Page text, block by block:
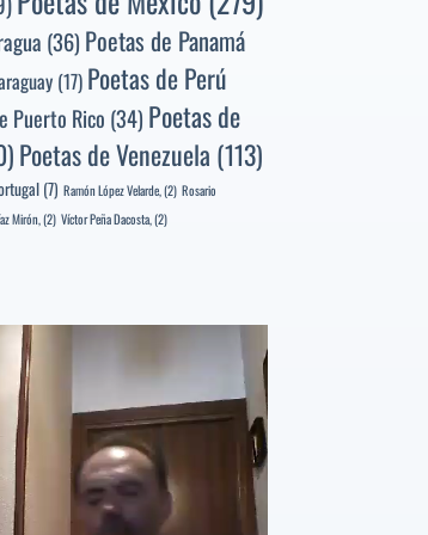
(36) Poetas de Panamá
(17) Poetas de Perú
Puerto Rico (34) Poetas de
Poetas de Venezuela (113)
(7) Ramón López Velarde,(2) Rosario
Mirón,(2) Víctor Peña Dacosta,(2)